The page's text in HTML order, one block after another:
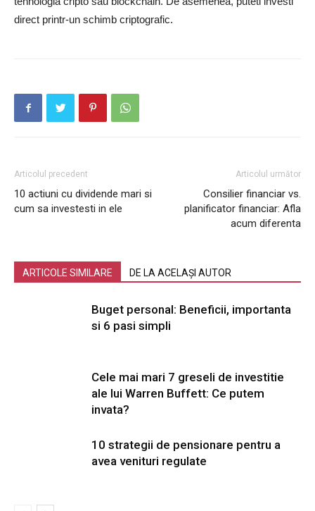
direct printr-un schimb criptografic.
Articolul precedent
10 actiuni cu dividende mari si
cum sa investesti in ele
Articolul următor
Consilier financiar vs.
planificator financiar: Afla
acum diferenta
ARTICOLE SIMILARE DE LA ACELAȘI AUTOR
Buget personal: Beneficii, importanta
si 6 pasi simpli
Cele mai mari 7 greseli de investitie
ale lui Warren Buffett: Ce putem
invata?
10 strategii de pensionare pentru a
avea venituri regulate